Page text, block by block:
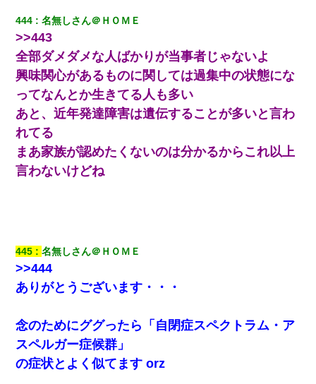
なかったその男子に女子達がお土産を渡した。5分後…
小学生の息子が急に様子がおかしくなった。私「理由を聞いても
『わかんない！』って怒鳴り付けてくるし、困っってる」旦那
「話してみるよ」→ 後日・・・
私「まとめ買いして冷凍ストックしてる」Ａ「ずるい！クレク
レ！」私「なんでよ」Ａ「ケーチ！バーカ！」→ 後日、Ａ旦那が
凸してきた
父が他界→父のフリン相手『どうか相続を放棄して下さい、昔の
ことは謝ります。ごめんなさい…』私「お子さんはフリン略奪婚
デパートの外商『私さんだと名乗る女が、ツケで宝石を買おうと
していて…』私「！？」→ 翌日。ママ友たちの様子が微妙におか
しくなり・・・
父親がくも膜下出血で突然ﾀﾋ。→母の貯金が0なことが判明。→母
「私を家に置いてほしい、どうか見捨てないで(土下座」俺・嫁
「…」
444 名無しさん＠ＨＯＭＥ
>>443
全部ダメダメな人ばかりが当事者じゃないよ
興味関心があるものに関しては過集中の状態にな
ってなんとか生きてる人も多い
あと、近年発達障害は遺伝することが多いと言わ
れてる
まあ家族が認めたくないのは分かるからこれ以上
言わないけどね
445 名無しさん＠ＨＯＭＥ
>>444
ありがとうございます・・・
念のためにググったら「自閉症スペクトラム・ア
スペルガー症候群」
の症状とよく似てます orz